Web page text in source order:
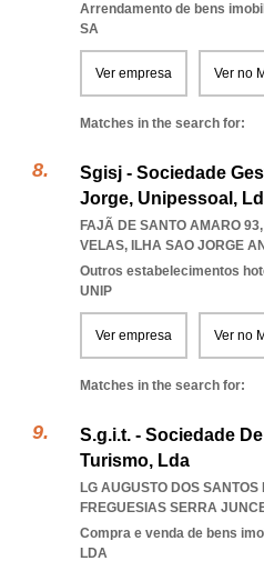
Arrendamento de bens
SA
Ver empresa Ver no
Matches in the search for:
Sgisj - Sociedade
Jorge, Unipessoal,
FAJÃ DE SANTO AMARO
VELAS, ILHA SAO JORGE
Outros estabelecimentos
UNIP
Ver empresa Ver no
Matches in the search for:
S.g.i.t. - Sociedade
Turismo, Lda
LG AUGUSTO DOS
FREGUESIAS SERRA
Compra e venda de bens
LDA